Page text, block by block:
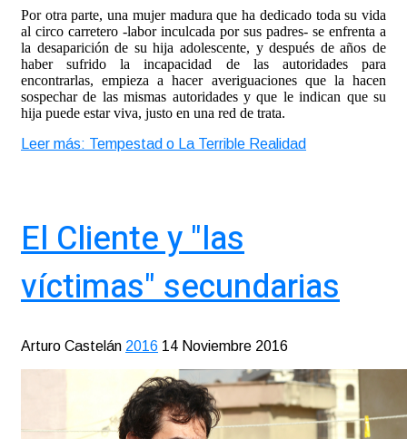
Por otra parte, una mujer madura que ha dedicado toda su vida
al circo carretero -labor inculcada por sus padres- se enfrenta a
la desaparición de su hija adolescente, y después de años de
haber sufrido la incapacidad de las autoridades para
encontrarlas, empieza a hacer averiguaciones que la hacen
sospechar de las mismas autoridades y que le indican que su
hija puede estar viva, justo en una red de trata.
Leer más: Tempestad o La Terrible Realidad
El Cliente y "las
víctimas" secundarias
Arturo Castelán 2016 14 Noviembre 2016